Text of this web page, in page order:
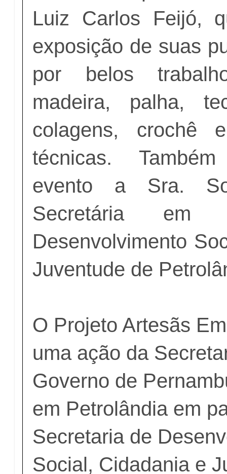
Luiz Carlos Feijó,
exposição de suas
por belos
madeira, palha,
colagens, crochê
técnicas.
evento a Sra.
Secretária em
Desenvolvimento
Juventude de
O Projeto Artesãs
uma ação da
Governo de
em Petrolândia em
Secretaria de
Social, Cidadania e